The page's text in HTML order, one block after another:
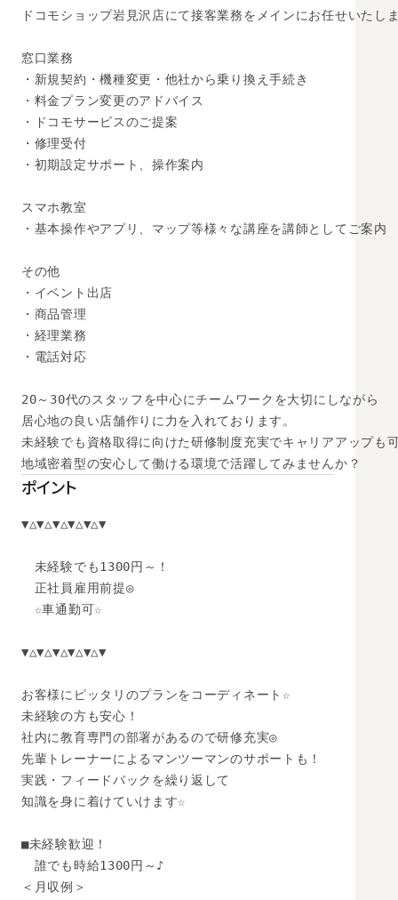
ドコモショップ岩見沢店にて接客業務をメインにお任せいたし
窓口業務
・新規契約・機種変更・他社から乗り換え手続き
・料金プラン変更のアドバイス
・ドコモサービスのご提案
・修理受付
・初期設定サポート、操作案内
スマホ教室
・基本操作やアプリ、マップ等様々な講座を講師としてご案内
その他
・イベント出店
・商品管理
・経理業務
・電話対応
20～30代のスタッフを中心にチームワークを大切にしながら
居心地の良い店舗作りに力を入れております。
未経験でも資格取得に向けた研修制度充実でキャリアアップも
地域密着型の安心して働ける環境で活躍してみませんか？
ポイント
▼△▼△▼△▼△▼△▼
未経験でも1300円～！
正社員雇用前提◎
☆車通勤可☆
▼△▼△▼△▼△▼△▼
お客様にピッタリのプランをコーディネート☆
未経験の方も安心！
社内に教育専門の部署があるので研修充実◎
先輩トレーナーによるマンツーマンのサポートも！
実践・フィードバックを繰り返して
知識を身に着けていけます☆
■未経験歓迎！
誰でも時給1300円～♪
＜月収例＞